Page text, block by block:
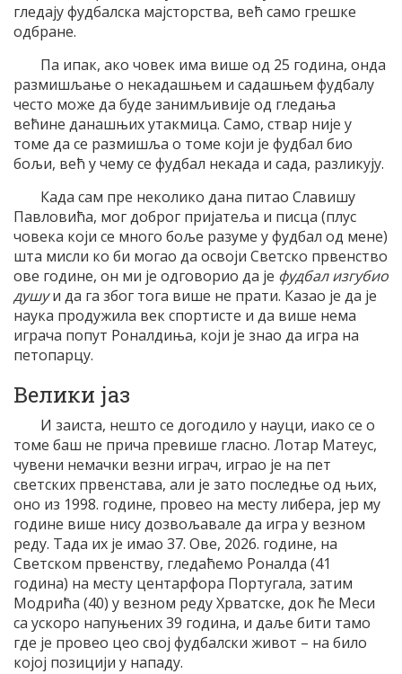
гледају фудбалска мајсторства, већ само грешке
одбране.
Па ипак, ако човек има више од 25 година, онда
размишљање о некадашњем и садашњем фудбалу
често може да буде занимљивије од гледања
већине данашњих утакмица. Само, ствар није у
томе да се размишља о томе који је фудбал био
бољи, већ у чему се фудбал некада и сада, разликују.
Када сам пре неколико дана питао Славишу
Павловића, мог доброг пријатеља и писца (плус
човека који се много боље разуме у фудбал од мене)
шта мисли ко би могао да освоји Светско првенство
ове године, он ми је одговорио да је фудбал изгубио
душуи да га због тога више не прати. Казао је да је
наука продужила век спортисте и да више нема
играча попут Роналдиња, који је знао да игра на
петопарцу.
Велики јаз
И заиста, нешто се догодило у науци, иако се о
томе баш не прича превише гласно. Лотар Матеус,
чувени немачки везни играч, играо је на пет
светских првенстава, али је зато последње од њих,
оно из 1998. године, провео на месту либера, јер му
године више нису дозвољавале да игра у везном
реду. Тада их је имао 37. Ове, 2026. године, на
Светском првенству, гледаћемо Роналда (41
година) на месту центарфора Португала, затим
Модрића (40) у везном реду Хрватске, док ће Меси
са ускоро напуњених 39 година, и даље бити тамо
где је провео цео свој фудбалски живот – на било
којој позицији у нападу.